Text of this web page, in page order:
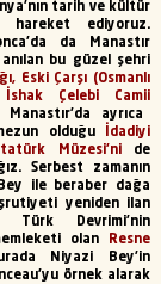
tarih ve kültür
hareket ediyoruz.
da Manastır
bu güzel şehri
Eski Çarşı (Osmanlı
Çelebi Camii
ayrıca
olduğu
İdadiyi
Müzesi’ni
de
Serbest zamanın
ile beraber dağa
yeniden ilan
Türk Devrimi’nin
olan
Resne
Niyazi Bey’in
örnek alarak